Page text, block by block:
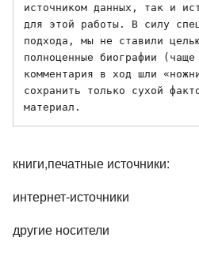
источником данных, так и
для этой работы. В силу
подхода, мы не ставили
полноценные биографии
комментария в ход шли
сохранить только сухой
книги,печатные источники:
интернет-источники
другие носители